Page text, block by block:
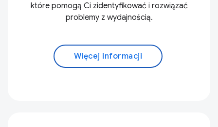
które pomogą Ci zidentyfikować i rozwiązać
problemy z wydajnością.
Więcej informacji